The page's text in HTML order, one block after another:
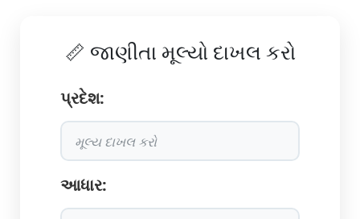
📏 જાણીતા મૂલ્યો દાખલ કરો
પ્રદેશ:
આધાર: